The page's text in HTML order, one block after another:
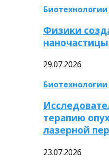
Биотехнологии
Физики
29.07.2026
Биотехнологии
терапию
лазерной
23.07.2026